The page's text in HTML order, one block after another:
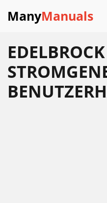
ManyManuals
EDELBROCK